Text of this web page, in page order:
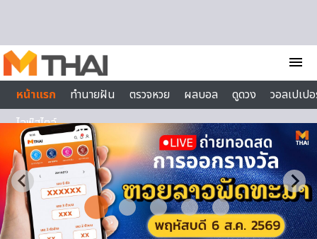
menu
หน้าแรก
ทำนายฝัน ตรวจหวย ผลบอล ดูดวง
วอลเปเป
ไลฟ์สไตล์